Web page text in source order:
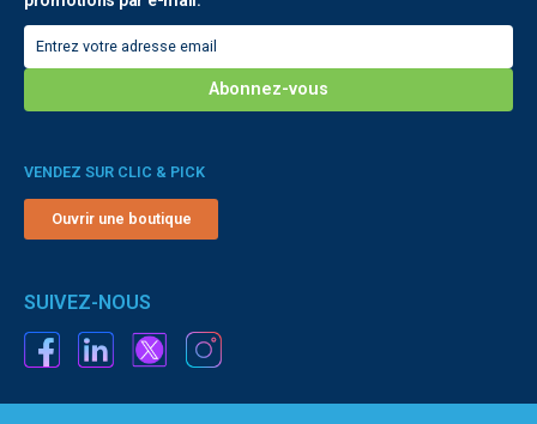
VENDEZ SUR CLIC & PICK
Ouvrir une boutique
SUIVEZ-NOUS